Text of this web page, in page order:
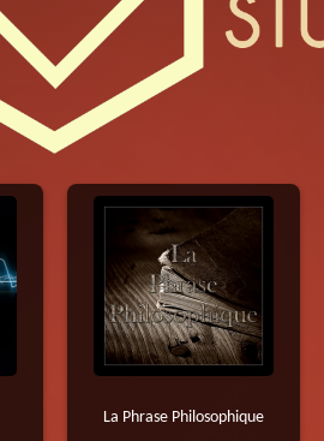
La Phrase Philosophique